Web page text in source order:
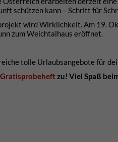
schützen kann – Schritt für
wird Wirklichkeit. Am 19.
zum Weichtalhaus eröffnet.
tolle Urlaubsangebote für
Gratisprobeheftzu! Viel Spaß